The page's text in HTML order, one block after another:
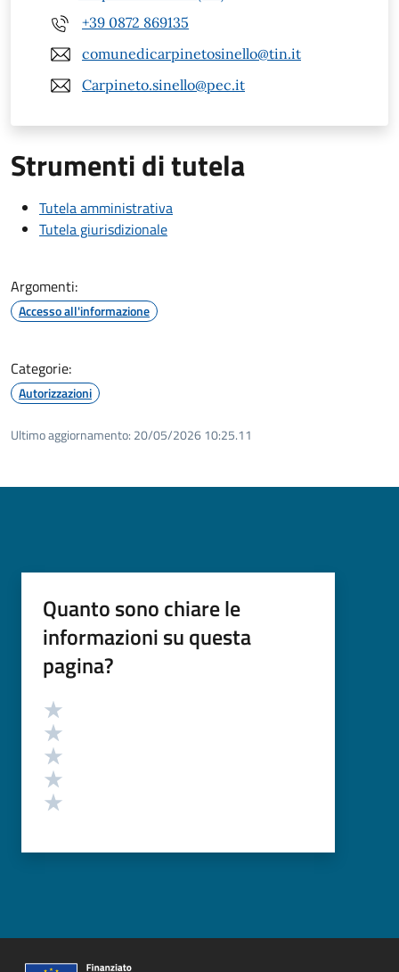
+39 0872 869135
comunedicarpinetosinello@tin.it
Carpineto.sinello@pec.it
Strumenti di tutela
Tutela amministrativa
Tutela giurisdizionale
Argomenti:
Accesso all'informazione
Categorie:
Autorizzazioni
Ultimo aggiornamento: 20/05/2026 10:25.11
Quanto sono chiare le
informazioni su questa
pagina?
Valutazione